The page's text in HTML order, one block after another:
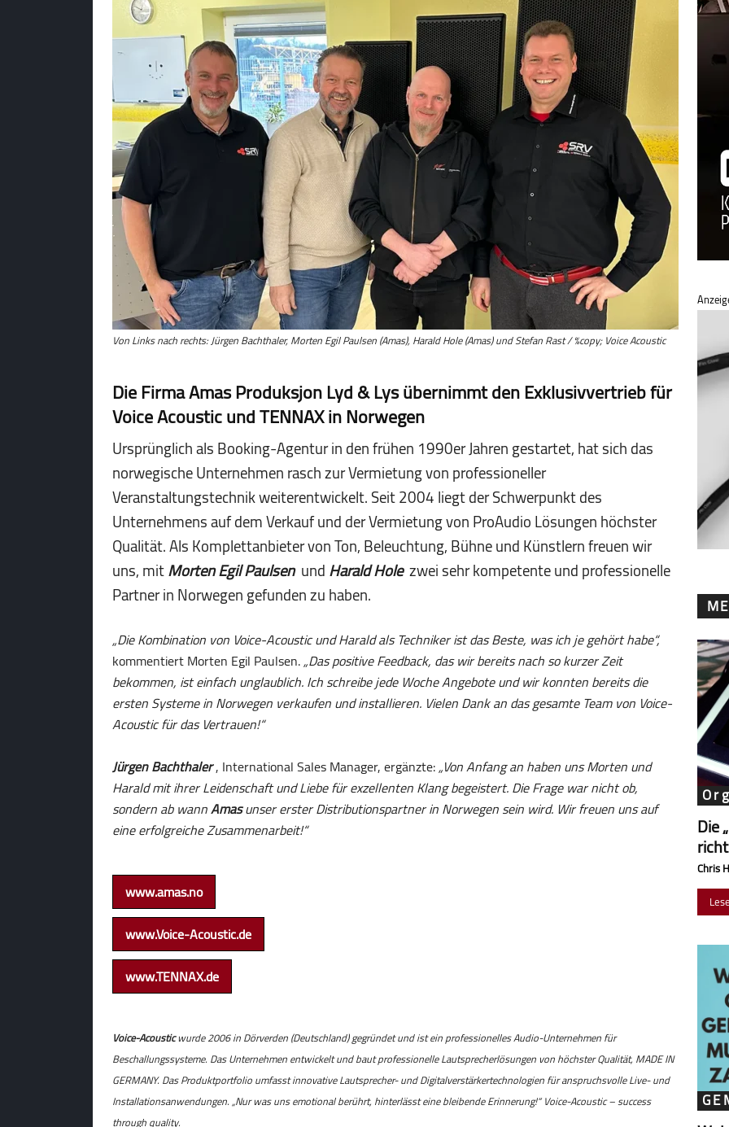
Von Links nach rechts: Jürgen Bachthaler, Morten Egil Paulsen (Amas), Harald Hole (Amas) und Stefan Rast / %copy; Voice Acoustic
Die Firma Amas Produksjon Lyd & Lys übernimmt den Exklusivvertrieb für
Voice Acoustic und TENNAX in Norwegen
Ursprünglich als Booking-Agentur in den frühen 1990er Jahren gestartet, hat sich das
norwegische Unternehmen rasch zur Vermietung von professioneller
Veranstaltungstechnik weiterentwickelt. Seit 2004 liegt der Schwerpunkt des
Unternehmens auf dem Verkauf und der Vermietung von ProAudio Lösungen höchster
Qualität. Als Komplettanbieter von Ton, Beleuchtung, Bühne und Künstlern freuen wir
uns, mitMorten Egil PaulsenundHarald Holezwei sehr kompetente und professionelle
Partner in Norwegen gefunden zu haben.
„Die Kombination von Voice-Acoustic und Harald als Techniker ist das Beste, was ich je gehört habe“,
kommentiert Morten Egil Paulsen.„Das positive Feedback, das wir bereits nach so kurzer Zeit
bekommen, ist einfach unglaublich. Ich schreibe jede Woche Angebote und wir konnten bereits die
ersten Systeme in Norwegen verkaufen und installieren. Vielen Dank an das gesamte Team von Voice-
Acoustic für das Vertrauen!“
Jürgen Bachthaler, International Sales Manager, ergänzte:„Von Anfang an haben uns Morten und
Harald mit ihrer Leidenschaft und Liebe für exzellenten Klang begeistert. Die Frage war nicht ob,
sondern ab wannAmasunser erster Distributionspartner in Norwegen sein wird. Wir freuen uns auf
eine erfolgreiche Zusammenarbeit!“
www.amas.no
www.Voice-Acoustic.de
www.TENNAX.de
Voice-Acousticwurde 2006 in Dörverden (Deutschland) gegründet und ist ein professionelles Audio-Unternehmen für
Beschallungssysteme. Das Unternehmen entwickelt und baut professionelle Lautsprecherlösungen von höchster Qualität, MADE IN
GERMANY. Das Produktportfolio umfasst innovative Lautsprecher- und Digitalverstärkertechnologien für anspruchsvolle Live- und
Installationsanwendungen. „Nur was uns emotional berührt, hinterlässt eine bleibende Erinnerung!“ Voice-Acoustic – success
through quality.
Die
Chris